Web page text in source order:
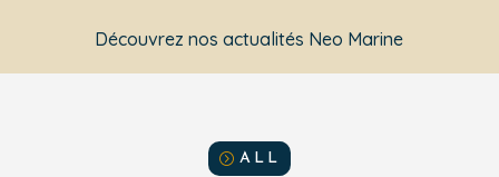
Découvrez nos actualités Neo Marine
ALL